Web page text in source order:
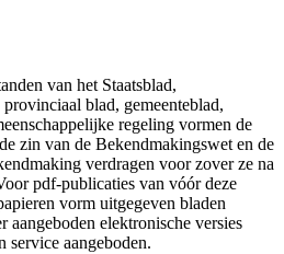
van het Staatsblad,
blad, gemeenteblad,
regeling vormen de
zin van de Bekendmakingswet en de
verdragen voor zover ze na
pdf-publicaties van vóór deze
vorm uitgegeven bladen
aangeboden elektronische versies
aangeboden.